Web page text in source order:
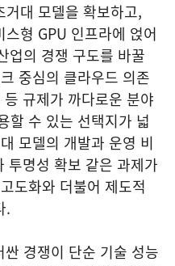
대 모델을 확보하고,
형 GPU 인프라에 얹어
업의 경쟁 구도를 바꿀
중심의 클라우드 의존
등 규제가 까다로운 분야
할 수 있는 선택지가 넓
모델의 개발과 운영 비
투명성 확보 같은 과제가
도화와 더불어 제도적
.
경쟁이 단순 기술 성능